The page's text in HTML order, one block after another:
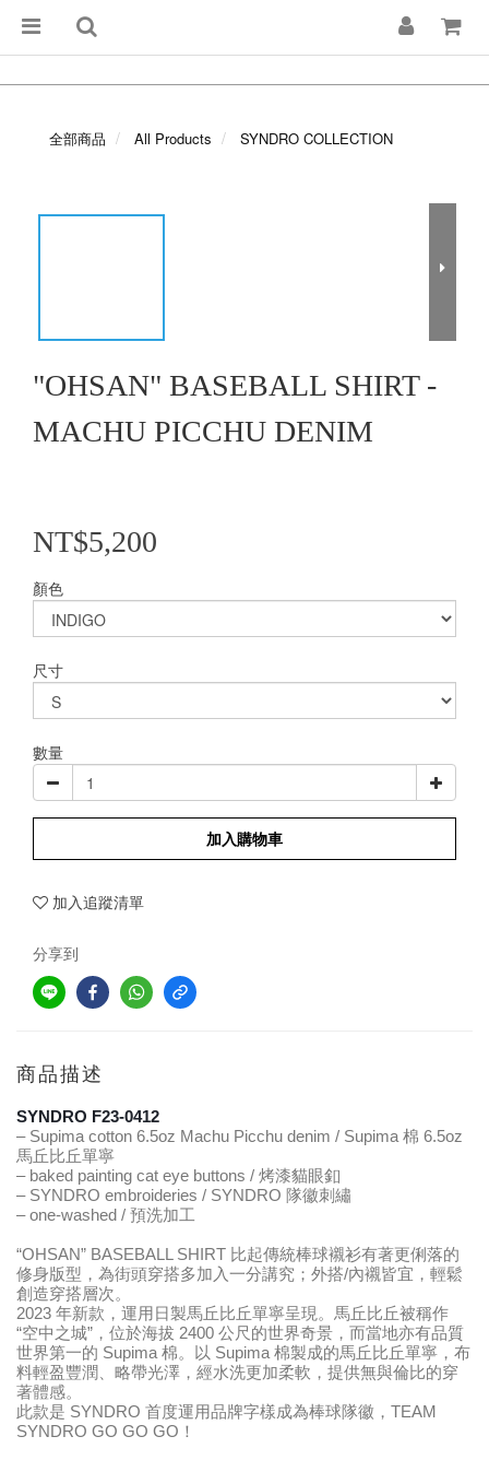
全部商品 All Products SYNDRO COLLECTION
"OHSAN" BASEBALL SHIRT -
MACHU PICCHU DENIM
NT$5,200
顏色
尺寸
數量
加入購物車
加入追蹤清單
分享到
商品描述
SYNDRO F23-0412
– Supima cotton 6.5oz Machu Picchu denim / Supima 棉 6.5oz
馬丘比丘單寧
– baked painting cat eye buttons / 烤漆貓眼釦
– SYNDRO embroideries / SYNDRO 隊徽刺繡
– one-washed / 預洗加工
“OHSAN” BASEBALL SHIRT 比起傳統棒球襯衫有著更俐落的
修身版型，為街頭穿搭多加入一分講究；外搭/內襯皆宜，輕鬆
創造穿搭層次。
2023 年新款，運用日製馬丘比丘單寧呈現。馬丘比丘被稱作
“空中之城”，位於海拔 2400 公尺的世界奇景，而當地亦有品質
世界第一的 Supima 棉。以 Supima 棉製成的馬丘比丘單寧，布
料輕盈豐潤、略帶光澤，經水洗更加柔軟，提供無與倫比的穿
著體感。
此款是 SYNDRO 首度運用品牌字樣成為棒球隊徽，TEAM
SYNDRO GO GO GO！